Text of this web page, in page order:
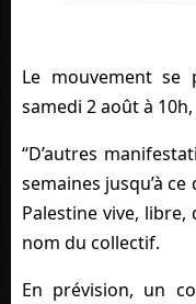
Le mouvement se
samedi 2 août à
“D’autres
semaines jusqu’à
Palestine vive, libre,
nom du collectif.
En prévision, un